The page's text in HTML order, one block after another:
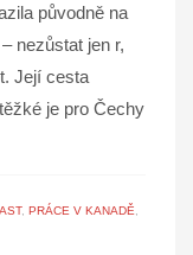
původně na
nezůstat jen r,
Její cesta
je pro Čechy
, PRÁCE V KANADĚ,